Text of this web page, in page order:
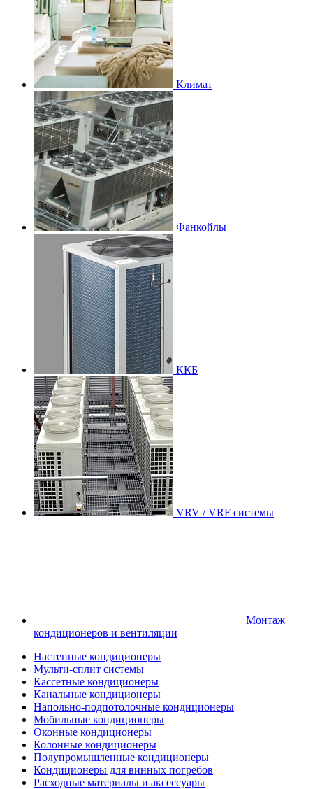
Климат
Фанкойлы
ККБ
VRV / VRF системы
Монтаж
кондиционеров и вентиляции
Настенные кондиционеры
Мульти-сплит системы
Кассетные кондиционеры
Канальные кондиционеры
Напольно-подпотолочные кондиционеры
Мобильные кондиционеры
Оконные кондиционеры
Колонные кондиционеры
Полупромышленные кондиционеры
Кондиционеры для винных погребов
Расходные материалы и аксессуары